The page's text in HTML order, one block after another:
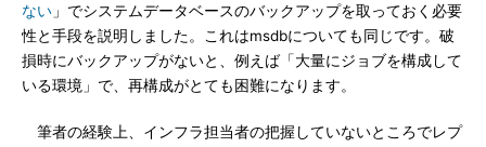
ない 」でシステムデータベースのバックアップを取っておく必要
性と手段を説明しました。これはmsdbについても同じです。破
損時にバックアップがないと、例えば「大量にジョブを構成して
いる環境」で、再構成がとても困難になります。
筆者の経験上、インフラ担当者の把握していないところでレプ